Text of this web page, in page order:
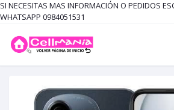
SI NECESITAS MAS INFORMACIÓN O PEDIDOS
WHATSAPP 0984051531